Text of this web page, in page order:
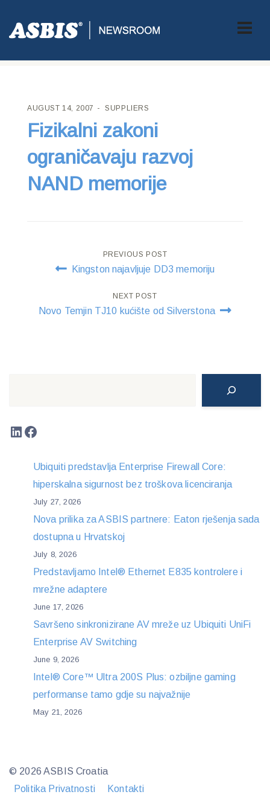
ASBIS CROATIA>SUPPLIERS> FIZIKALNI ZAKONI
OGRANIČAVAJU RAZVOJ NAND MEMORIJE
AUGUST 14, 2007 SUPPLIERS
Fizikalni zakoni
ograničavaju razvoj
NAND memorije
Post
navigation
PREVIOUS POST
Kingston najavljuje DD3 memoriju
NEXT POST
Novo Temjin TJ10 kućište od Silverstona
LinkedIn
Facebook
Ubiquiti predstavlja Enterprise Firewall Core:
hiperskalna sigurnost bez troškova licenciranja
July 27, 2026
Nova prilika za ASBIS partnere: Eaton rješenja sada
dostupna u Hrvatskoj
July 8, 2026
Predstavljamo Intel® Ethernet E835 kontrolere i
mrežne adaptere
June 17, 2026
Savršeno sinkronizirane AV mreže uz Ubiquiti UniFi
Enterprise AV Switching
June 9, 2026
Intel® Core™ Ultra 200S Plus: ozbiljne gaming
performanse tamo gdje su najvažnije
May 21, 2026
© 2026 ASBIS Croatia
Politika Privatnosti
Kontakti